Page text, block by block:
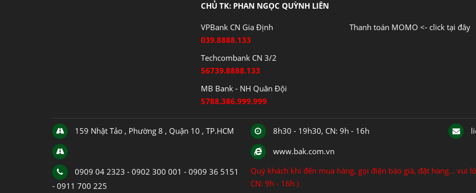
CHỦ TK: PHAN NGỌC QUỲNH LIÊN
VPBank CN Gia Định
039.8888.133
Techcombank CN 3/2
56739.8888.133
MB Bank - NH Quân Đội
5788.386.999.999
Thanh toán MOMO <- click tại đây
159 Nhật Tảo , Phường 8 , Quận 10 , TP.HCM
0909 04 2323 - 0902 300 001 - 0909 36 5151
- 0911 700 225
8h30 - 19h30, CN: 9h - 16h
www.bak.com.vn
Quý khách khi đến mua hàng, gọi điện báo giá, đặt hàng... vui
CN: 9h - 16h )